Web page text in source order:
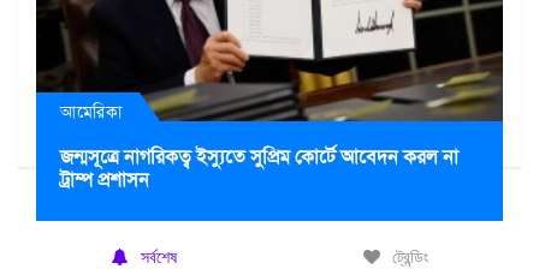
আমেরিকা
জন্মসূত্রে নাগরিকত্ব ইস্যুতে সুপ্রিম কোর্টে আবেদন করল না
ট্রাম্প প্রশাসন
সর্বশেষ ট্রেন্ডিং